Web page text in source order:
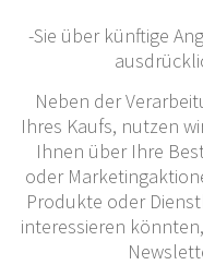
-Sie über künftige
Neben der
Ihres Kaufs, nutzen
Ihnen über Ihre
oder
Produkte oder
interessieren